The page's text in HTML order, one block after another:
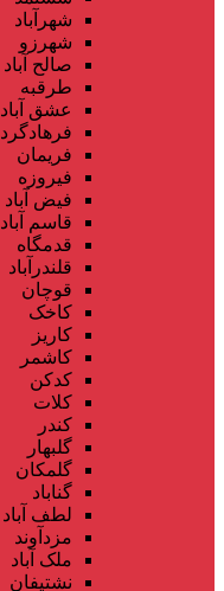
شهرآباد
شهرزو
صالح آباد
طرقبه
عشق آباد
فرهادگرد
فریمان
فیروزه
فیض آباد
قاسم آباد
قدمگاه
قلندرآباد
قوچان
کاخک
کاریز
کاشمر
کدکن
کلات
کندر
گلبهار
گلمکان
گناباد
لطف آباد
مزدآوند
ملک آباد
نشتیفان